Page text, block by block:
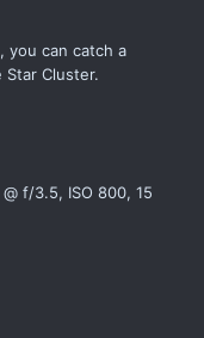
you can catch a
Cluster.
f/3.5, ISO 800, 15